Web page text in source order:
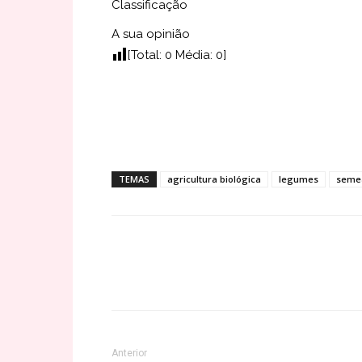
Classificação
A sua opinião
[Total: 0 Média: 0]
TEMAS agricultura biológica legumes
Anterior